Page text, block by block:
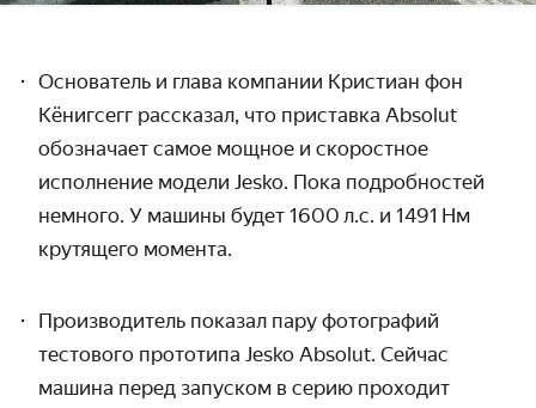
Основатель и глава компании Кристиан фон
Кёнигсегг рассказал, что приставка Absolut
обозначает самое мощное и скоростное
исполнение модели Jesko. Пока подробностей
немного. У машины будет 1600 л.с. и 1491 Нм
крутящего момента.
Производитель показал пару фотографий
тестового прототипа Jesko Absolut. Сейчас
машина перед запуском в серию проходит